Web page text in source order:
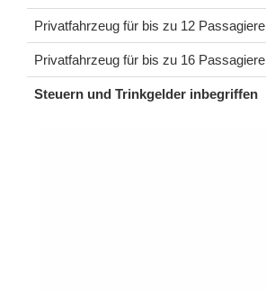
Privatfahrzeug für bis zu 12 Passagiere
Privatfahrzeug für bis zu 16 Passagiere
Steuern und Trinkgelder inbegriffen